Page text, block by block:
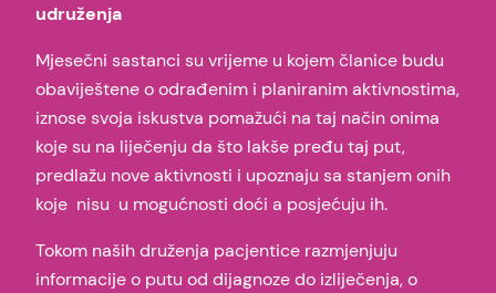
udruženja
Mjesečni sastanci su vrijeme u kojem članice budu
obaviještene o odrađenim i planiranim aktivnostima,
iznose svoja iskustva pomažući na taj način onima
koje su na liječenju da što lakše pređu taj put,
predlažu nove aktivnosti i upoznaju sa stanjem onih
koje nisu u mogućnosti doći a posjećuju ih.
Tokom naših druženja pacjentice razmjenjuju
informacije o putu od dijagnoze do izliječenja, o